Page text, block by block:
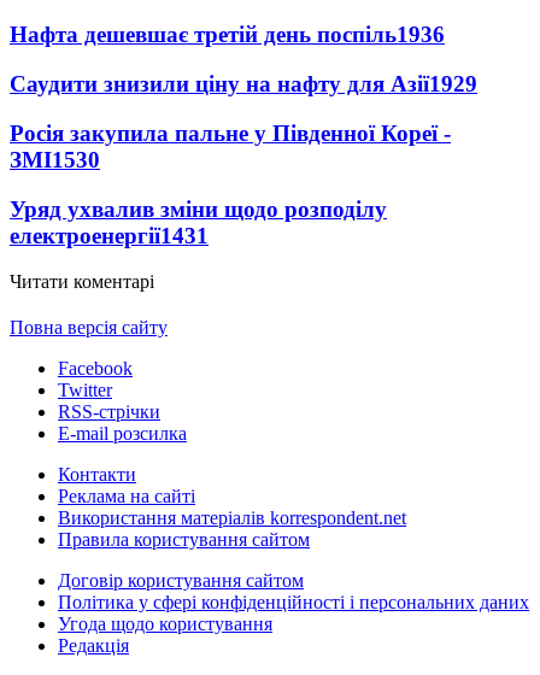
Нафта дешевшає третій день поспіль1936
Саудити знизили ціну на нафту для Азії1929
Росія закупила пальне у Південної Кореї -
ЗМІ1530
Уряд ухвалив зміни щодо розподілу
електроенергії1431
Читати коментарі
Повна версія сайту
Facebook
Twitter
RSS-стрічки
E-mail розсилка
Контакти
Реклама на сайті
Використання матеріалів korrespondent.net
Правила користування сайтом
Договір користування сайтом
Політика у сфері конфіденційності і персональних даних
Угода щодо користування
Редакція